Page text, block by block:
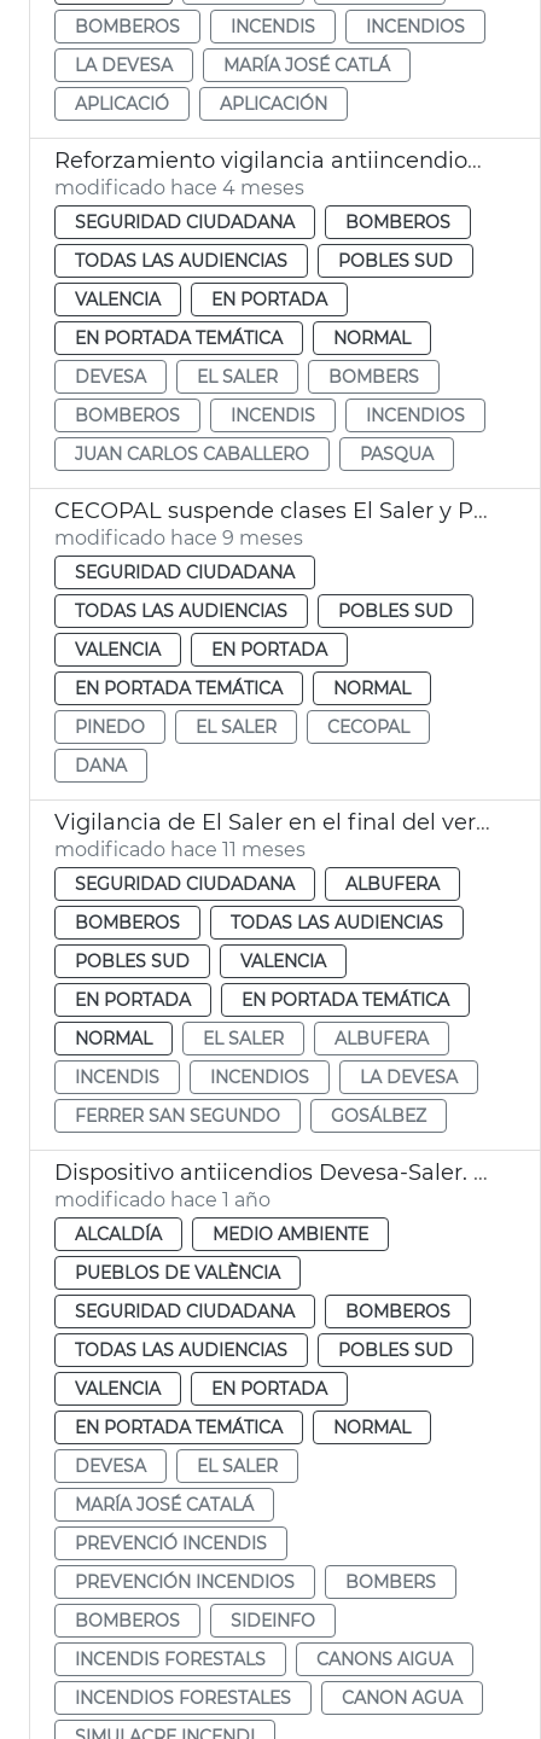
BOMBEROS
INCENDIS
INCENDIOS
LA DEVESA
MARÍA JOSÉ CATLÁ
APLICACIÓ
APLICACIÓN
Reforzamiento vigilancia antiincendios Devesa València
modificado hace 4 meses
SEGURIDAD CIUDADANA
BOMBEROS
TODAS LAS AUDIENCIAS
POBLES SUD
VALENCIA
EN PORTADA
EN PORTADA TEMÁTICA
NORMAL
DEVESA
EL SALER
BOMBERS
BOMBEROS
INCENDIS
INCENDIOS
JUAN CARLOS CABALLERO
PASQUA
CECOPAL suspende clases El Saler y Pinedo València
modificado hace 9 meses
SEGURIDAD CIUDADANA
TODAS LAS AUDIENCIAS
POBLES SUD
VALENCIA
EN PORTADA
EN PORTADA TEMÁTICA
NORMAL
PINEDO
EL SALER
CECOPAL
DANA
Vigilancia de El Saler en el final del verano València
modificado hace 11 meses
SEGURIDAD CIUDADANA
ALBUFERA
BOMBEROS
TODAS LAS AUDIENCIAS
POBLES SUD
VALENCIA
EN PORTADA
EN PORTADA TEMÁTICA
NORMAL
EL SALER
ALBUFERA
INCENDIS
INCENDIOS
LA DEVESA
FERRER SAN SEGUNDO
GOSÁLBEZ
Dispositivo antiicendios Devesa-Saler. València
modificado hace 1 año
ALCALDÍA
MEDIO AMBIENTE
PUEBLOS DE VALÈNCIA
SEGURIDAD CIUDADANA
BOMBEROS
TODAS LAS AUDIENCIAS
POBLES SUD
VALENCIA
EN PORTADA
EN PORTADA TEMÁTICA
NORMAL
DEVESA
EL SALER
MARÍA JOSÉ CATALÁ
PREVENCIÓ INCENDIS
PREVENCIÓN INCENDIOS
BOMBERS
BOMBEROS
SIDEINFO
INCENDIS FORESTALS
CANONS AIGUA
INCENDIOS FORESTALES
CANON AGUA